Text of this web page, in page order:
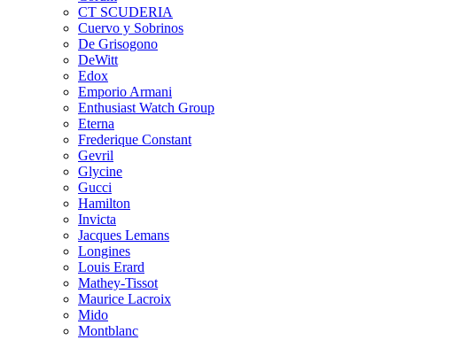
CT SCUDERIA
Cuervo y Sobrinos
De Grisogono
DeWitt
Edox
Emporio Armani
Enthusiast Watch Group
Eterna
Frederique Constant
Gevril
Glycine
Gucci
Hamilton
Invicta
Jacques Lemans
Longines
Louis Erard
Mathey-Tissot
Maurice Lacroix
Mido
Montblanc